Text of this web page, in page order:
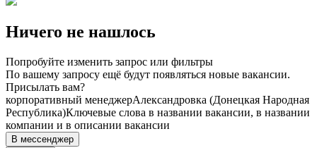
Ничего не нашлось
Попробуйте изменить запрос или фильтры
По вашему запросу ещё будут появляться новые вакансии.
Присылать вам?
корпоративный менеджерАлександровка (Донецкая Народная
Республика)Ключевые слова в названии вакансии, в названии
компании и в описании вакансии
В мессенджер